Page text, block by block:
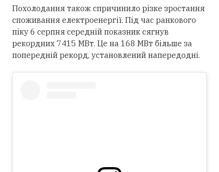
Похолодання також спричинило різке зростання
споживання електроенергії. Під час ранкового
піку 6 серпня середній показник сягнув
рекордних 7415 МВт. Це на 168 МВт більше за
попередній рекорд, установлений напередодні.